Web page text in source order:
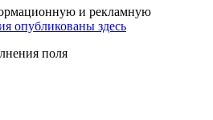
и рекламную
опубликованы здесь
поля